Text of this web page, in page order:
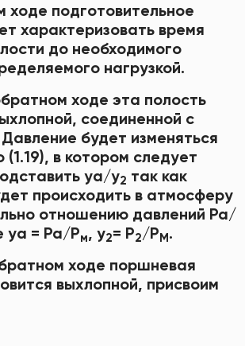
ходе подготовительное
характеризовать время
до необходимого
нагрузкой.
ходе эта полость
соединенной с
будет изменяться
в котором следует
уа/у2 так как
происходить в атмосферу
отношению давлений Ра/
уа = Ра/Рм, у2= Р2/РМ.
ходе поршневая
выхлопной, присвоим